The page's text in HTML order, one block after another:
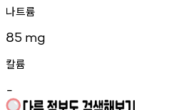
나트륨
85 mg
칼륨
-